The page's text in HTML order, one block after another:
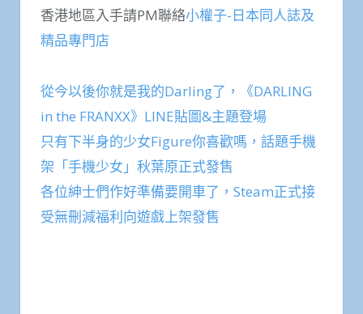
香港地區入手請PM聯絡小權子-日本同人誌及
精品專門店
從今以後你就是我的Darling了，《DARLING
in the FRANXX》LINE貼圖&主題登場
只有下半身的少女Figure你喜歡嗎，話題手機
架「手機少女」秋葉原正式發售
各位紳士們作好準備要開車了，Steam正式接
受無刪減福利向遊戲上架發售